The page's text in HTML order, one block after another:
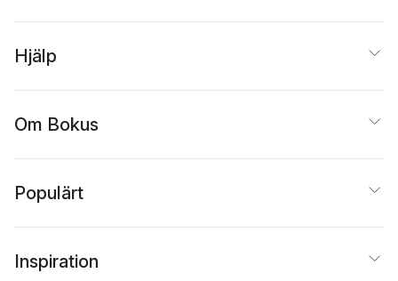
Hjälp
Om Bokus
Populärt
Inspiration